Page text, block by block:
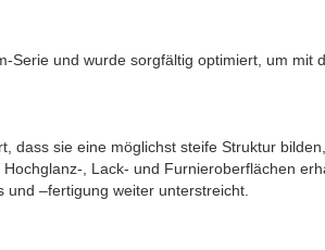
Serie und wurde sorgfältig optimiert, um mit
dass sie eine möglichst steife Struktur
, Lack- und Furnieroberflächen
–fertigung weiter unterstreicht.